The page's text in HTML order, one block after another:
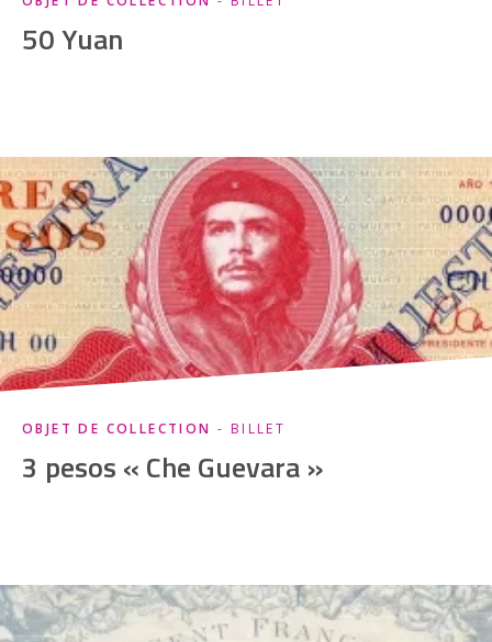
50 Yuan
OBJET DE COLLECTION - BILLET
3 pesos « Che Guevara »